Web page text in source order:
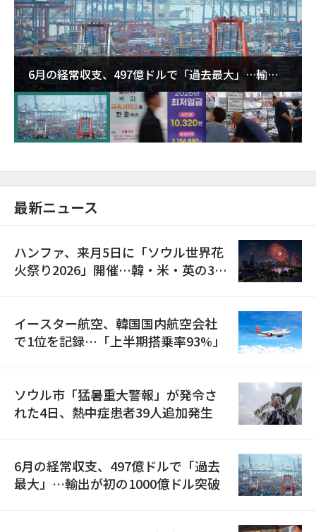
6月の経常収支、497億ドルで「過去最大」…輸出
が初の1000億ドル突破
最新ニュース
ハンファ、来月5日に「ソウル世界花
火祭り2026」開催…韓・米・英の3カ
イースター航空、韓国国内航空会社
で1位を記録…「上半期搭乗率93%」
ソウル市「猛暑重大警報」が発令さ
れた4日、熱中症患者39人追加発生
6月の経常収支、497億ドルで「過去
最大」…輸出が初の1000億ドル突破